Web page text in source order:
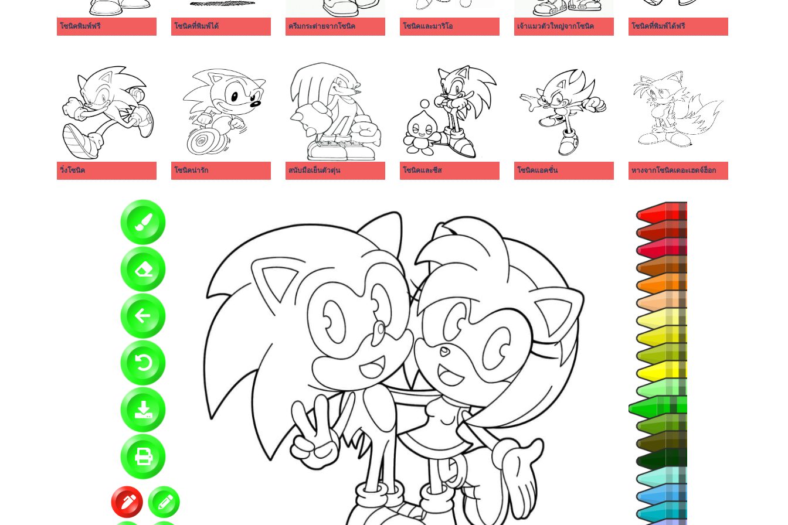
โซนิคพิมพ์ฟรี โซนิคที่พิมพ์ได้ ครีมกระต่ายจากโซนิค โซนิคและมาริโอ เจ้าแมวตัวใหญ่จากโซนิค โซนิคที่พิมพ์ได้ฟรี
วิ่งโซนิค โซนิคน่ารัก สนับมือเย็นตัวตุ่น โซนิคและชีส โซนิคแอคชั่น หางจากโซนิคเดอะเฮดจ์ฮ็อก